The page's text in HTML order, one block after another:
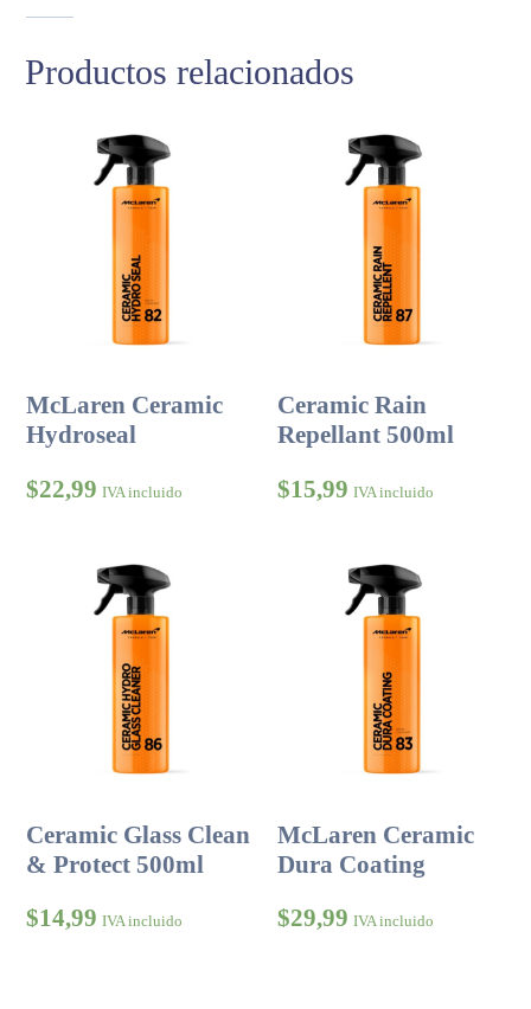
Productos relacionados
McLaren Ceramic
Hydroseal
$22,99 IVA incluido
Ceramic Rain
Repellant 500ml
$15,99 IVA incluido
Ceramic Glass Clean
& Protect 500ml
$14,99 IVA incluido
McLaren Ceramic
Dura Coating
$29,99 IVA incluido